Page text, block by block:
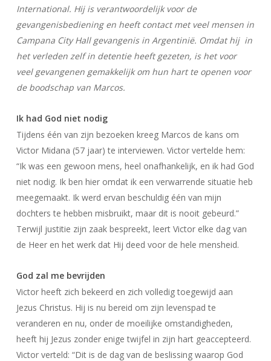
International. Hij is verantwoordelijk voor de
gevangenisbediening en heeft contact met veel mensen in
Campana City Hall gevangenis in Argentinië. Omdat hij in
het verleden zelf in detentie heeft gezeten, is het voor
veel gevangenen gemakkelijk om hun hart te openen voor
de boodschap van Marcos.
Ik had God niet nodig
Tijdens één van zijn bezoeken kreeg Marcos de kans om
Victor Midana (57 jaar) te interviewen. Victor vertelde hem:
“Ik was een gewoon mens, heel onafhankelijk, en ik had God
niet nodig. Ik ben hier omdat ik een verwarrende situatie heb
meegemaakt. Ik werd ervan beschuldig één van mijn
dochters te hebben misbruikt, maar dit is nooit gebeurd.”
Terwijl justitie zijn zaak bespreekt, leert Victor elke dag van
de Heer en het werk dat Hij deed voor de hele mensheid.
God zal me bevrijden
Victor heeft zich bekeerd en zich volledig toegewijd aan
Jezus Christus. Hij is nu bereid om zijn levenspad te
veranderen en nu, onder de moeilijke omstandigheden,
heeft hij Jezus zonder enige twijfel in zijn hart geaccepteerd.
Victor verteld: “Dit is de dag van de beslissing waarop God